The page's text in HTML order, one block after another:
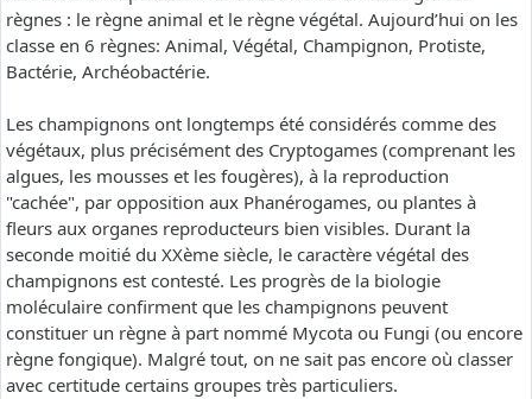
règnes : le règne animal et le règne végétal. Aujourd’hui on les
classe en 6 règnes: Animal, Végétal, Champignon, Protiste,
Bactérie, Archéobactérie.
Les champignons ont longtemps été considérés comme des
végétaux, plus précisément des Cryptogames (comprenant les
algues, les mousses et les fougères), à la reproduction
"cachée", par opposition aux Phanérogames, ou plantes à
fleurs aux organes reproducteurs bien visibles. Durant la
seconde moitié du XXème siècle, le caractère végétal des
champignons est contesté. Les progrès de la biologie
moléculaire confirment que les champignons peuvent
constituer un règne à part nommé Mycota ou Fungi (ou encore
règne fongique). Malgré tout, on ne sait pas encore où classer
avec certitude certains groupes très particuliers.